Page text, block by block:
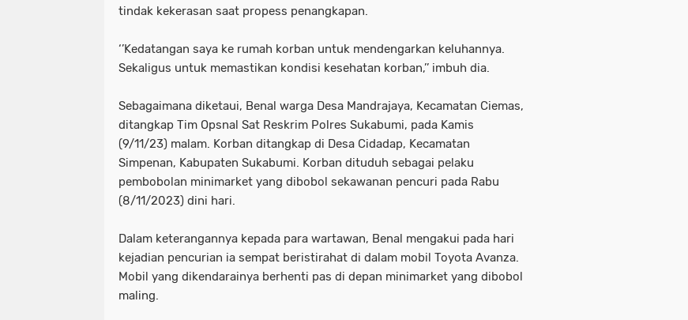
tindak kekerasan saat propess penangkapan.
‘’Kedatangan saya ke rumah korban untuk mendengarkan keluhannya.
Sekaligus untuk memastikan kondisi kesehatan korban,’’ imbuh dia.
Sebagaimana diketaui, Benal warga Desa Mandrajaya, Kecamatan Ciemas,
ditangkap Tim Opsnal Sat Reskrim Polres Sukabumi, pada Kamis
(9/11/23) malam. Korban ditangkap di Desa Cidadap, Kecamatan
Simpenan, Kabupaten Sukabumi. Korban dituduh sebagai pelaku
pembobolan minimarket yang dibobol sekawanan pencuri pada Rabu
(8/11/2023) dini hari.
Dalam keterangannya kepada para wartawan, Benal mengakui pada hari
kejadian pencurian ia sempat beristirahat di dalam mobil Toyota Avanza.
Mobil yang dikendarainya berhenti pas di depan minimarket yang dibobol
maling.